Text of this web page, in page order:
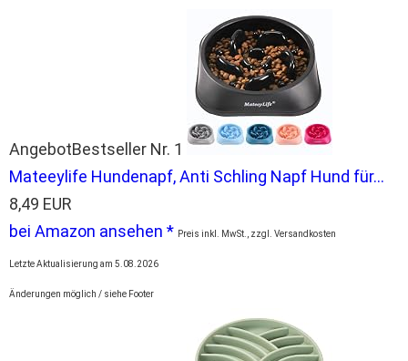
AngebotBestseller Nr. 1
Mateeylife Hundenapf, Anti Schling Napf Hund für...
8,49 EUR
bei Amazon ansehen * Preis inkl. MwSt., zzgl. Versandkosten
Letzte Aktualisierung am 5.08.2026
Änderungen möglich / siehe Footer